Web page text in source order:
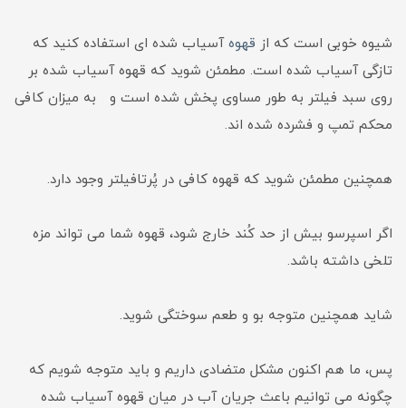
شیوه خوبی است که از قهوهآسیاب شده ای استفاده کنید که
تازگی آسیاب شده است. مطمئن شوید که قهوه آسیاب شده بر
روی سبد فیلتر به طور مساوی پخش شده است و به میزان کافی
محکم تمپ و فشرده شده اند.
همچنین مطمئن شوید که قهوه کافی در پُرتافیلتر وجود دارد.
اگر اسپرسو بیش از حد کُند خارج شود، قهوه شما می تواند مزه
تلخی داشته باشد.
شاید همچنین متوجه بو و طعم سوختگی شوید.
پس، ما هم اکنون مشکل متضادی داریم و باید متوجه شویم که
چگونه می توانیم باعث جریان آب در میان قهوه آسیاب شده